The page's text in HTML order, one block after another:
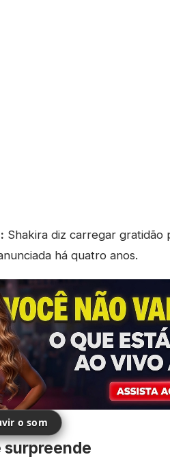
Shakira diz carregar gratidão
há quatro anos.
o som
surpreende